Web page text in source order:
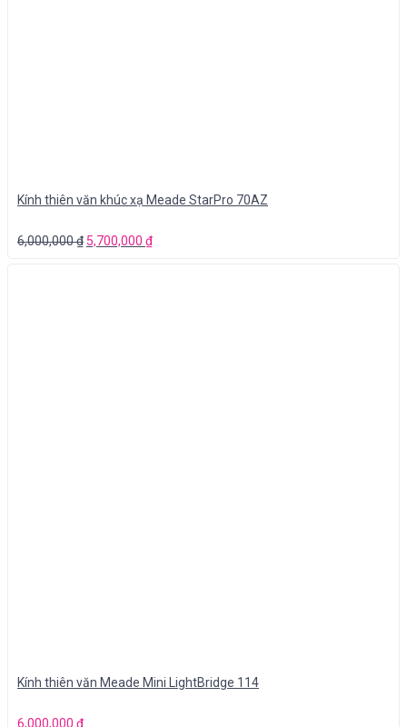
Kính thiên văn khúc xạ Meade StarPro 70AZ
6,000,000₫ 5,700,000 ₫
Kính thiên văn Meade Mini LightBridge 114
6,000,000 ₫